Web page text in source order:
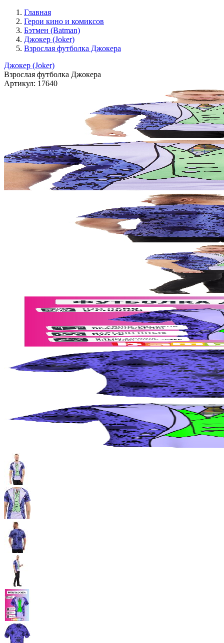
Главная
Герои кино и комиксов
Бэтмен (Batman)
Джокер (Joker)
Взрослая футболка Джокера
Джокер (Joker)
Взрослая футболка Джокера
Артикул: 17640